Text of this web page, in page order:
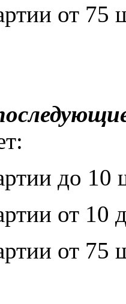
от 75
до 10
от 10
от 75